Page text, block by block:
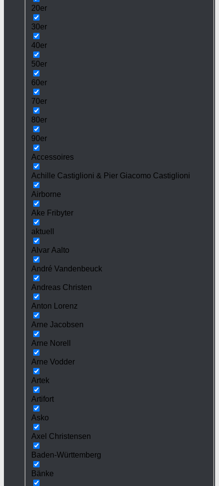
20er
30er
40er
50er
60er
70er
80er
90er
Accessoires
Achille Castiglioni & Pier Giacomo Castiglioni
Airborne
Ake Fribyter
aktuell
Alvar Aalto
André Vandenbeuck
Andreas Christen
Anton Lorenz
Arne Jacobsen
Arne Norell
Arne Vodder
Artek
Artifort
Asko
Axel Christensen
Baden-Württemberg
Bänke